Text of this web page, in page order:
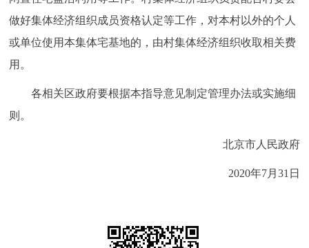
做好集体经济组织成员资格认定等工作，对本村以外的个人
或单位使用本集体宅基地的，由村集体经济组织收取相关费
用。
各相关区政府要根据本指导意见制定管理办法或实施细
则。
北京市人民政府
2020年7月31日